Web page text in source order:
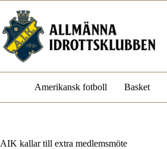
innehåll
Amerikansk fotboll Basket
AIK kallar till extra medlemsmöte